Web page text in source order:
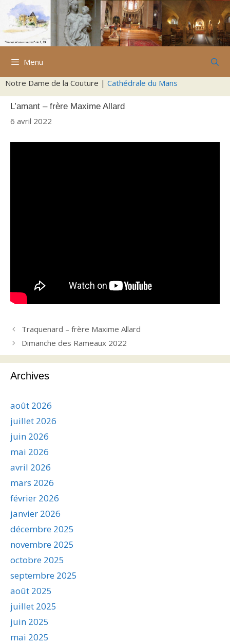
Aller
contenu
Menu
Notre Dame de la Couture | Cathédrale du Mans
L’amant – frère Maxime Allard
6 avril 2022
Traquenard – frère Maxime Allard
Dimanche des Rameaux 2022
Archives
août 2026
juillet 2026
juin 2026
mai 2026
avril 2026
mars 2026
février 2026
janvier 2026
décembre 2025
novembre 2025
octobre 2025
septembre 2025
août 2025
juillet 2025
juin 2025
mai 2025